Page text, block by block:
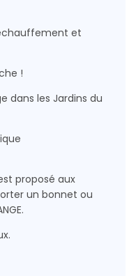
et
!
dans les Jardins du
proposé aux
un bonnet ou